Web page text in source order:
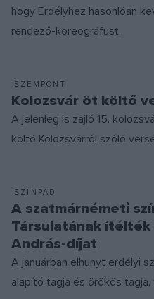
hogy Erdélyhez hasonlóan
rendező-koreográfust.
SZEMPONT
Kolozsvár öt költő
A jelenleg is zajló 15.
költő Kolozsvárról szóló
SZÍNPAD
A szatmárnémeti
Társulatának ítélték
András-díjat
A januárban elhunyt erdélyi
alapító tagja és örökös